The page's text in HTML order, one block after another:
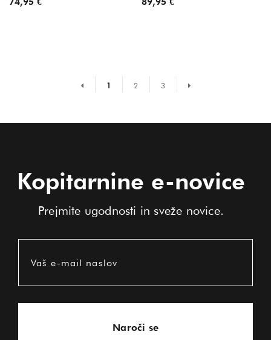
Prejšnja stran
1 2 3 Naslednja stran
Kopitarnine e-novice
Prejmite ugodnosti in sveže novice.
Vaš e-mail naslov
Naroči se